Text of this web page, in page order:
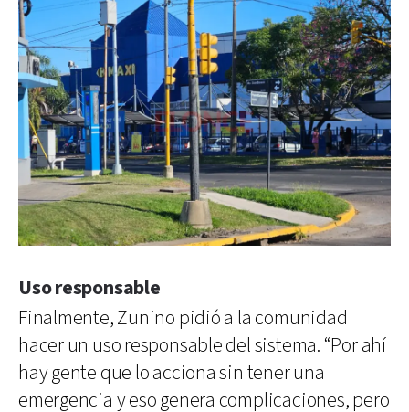
Uso responsable
Finalmente, Zunino pidió a la comunidad
hacer un uso responsable del sistema. “Por ahí
hay gente que lo acciona sin tener una
emergencia y eso genera complicaciones, pero